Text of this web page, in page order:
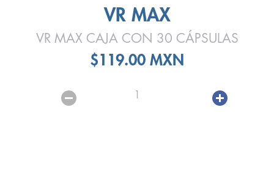
VR MAX
VR MAX CAJA CON 30 CÁPSULAS
$119.00 MXN
1